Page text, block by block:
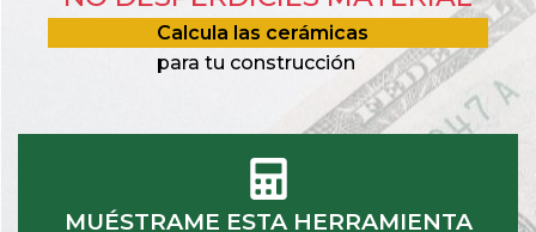
Calcula las cerámicas
para tu construcción
MUÉSTRAME ESTA HERRAMIENTA